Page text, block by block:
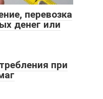
перевозка
денег или
при